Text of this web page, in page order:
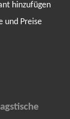
hinzufügen
und Preise